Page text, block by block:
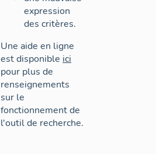
expression
des critères.
Une aide en ligne
est disponible ici
pour plus de
renseignements
sur le
fonctionnement de
l'outil de recherche.